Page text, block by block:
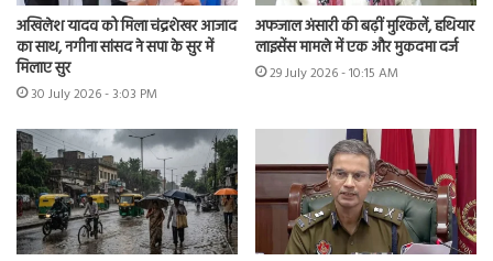
अखिलेश यादव को मिला चंद्रशेखर आजाद
का साथ, नगीना सांसद ने सपा के सुर में
मिलाए सुर
30 July 2026 - 3:03 PM
अफजाल अंसारी की बढ़ीं मुश्किलें, हथियार
लाइसेंस मामले में एक और मुकदमा दर्ज
29 July 2026 - 10:15 AM